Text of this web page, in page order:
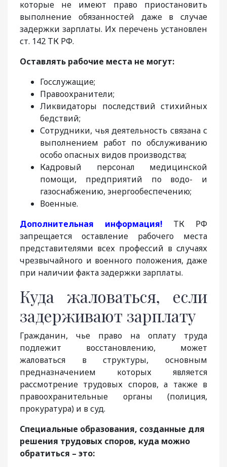
которые не имеют право приостановить
выполнение обязанностей даже в случае
задержки зарплаты. Их перечень установлен
ст. 142 ТК РФ.
Оставлять рабочие места не могут:
Госслужащие;
Правоохранители;
Ликвидаторы последствий стихийных
бедствий;
Сотрудники, чья деятельность связана с
выполнением работ по обслуживанию
особо опасных видов производства;
Кадровый персонал медицинской
помощи, предприятий по водо- и
газоснабжению, энергообеспечению;
Военные.
Дополнительная информация! ТК РФ
запрещается оставление рабочего места
представителями всех профессий в случаях
чрезвычайного и военного положения, даже
при наличии факта задержки зарплаты.
Куда жаловаться, если
задерживают зарплату
Гражданин, чье право на оплату труда
подлежит восстановлению, может
жаловаться в структуры, основным
предназначением которых является
рассмотрение трудовых споров, а также в
правоохранительные органы (полиция,
прокуратура) и в суд.
Специальные образования, созданные для
решения трудовых споров, куда можно
обратиться – это: